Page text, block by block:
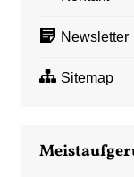
Newsletter
Sitemap